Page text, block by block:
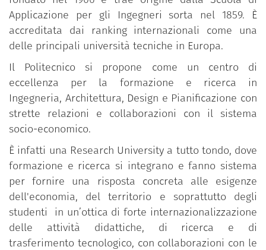
Applicazione per gli Ingegneri sorta nel 1859. È
accreditata dai ranking internazionali come una
delle principali università tecniche in Europa.
Il Politecnico si propone come un centro di
eccellenza per la formazione e ricerca in
Ingegneria, Architettura, Design e Pianificazione con
strette relazioni e collaborazioni con il sistema
socio-economico.
È infatti una Research University a tutto tondo, dove
formazione e ricerca si integrano e fanno sistema
per fornire una risposta concreta alle esigenze
dell'economia, del territorio e soprattutto degli
studenti in un’ottica di forte internazionalizzazione
delle attività didattiche, di ricerca e di
trasferimento tecnologico, con collaborazioni con le